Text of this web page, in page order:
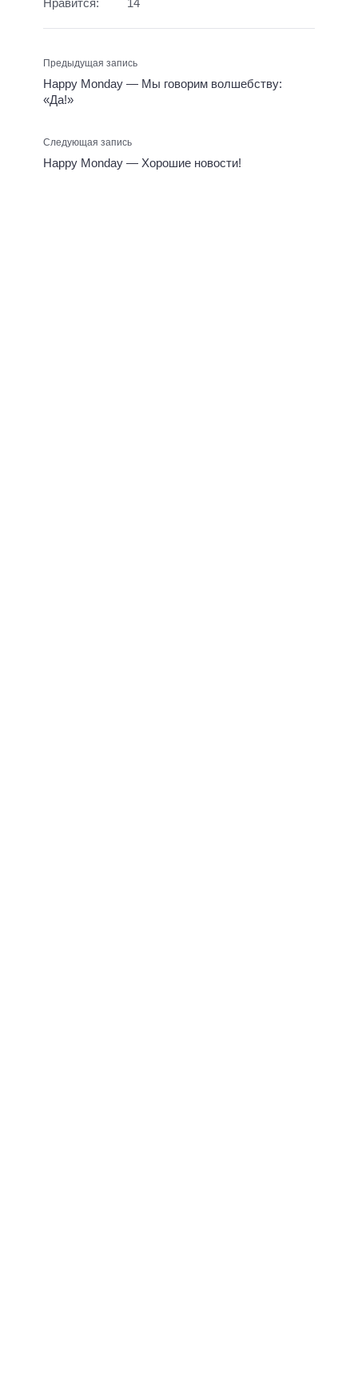
Нравится: 14
Предыдущая запись
Happy Monday — Мы говорим волшебству:
«Да!»
Следующая запись
Happy Monday — Хорошие новости!